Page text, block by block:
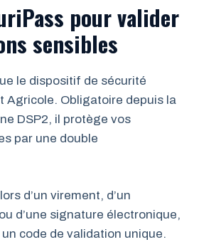
pour valider
sensibles
le dispositif de sécurité
Agricole. Obligatoire depuis la
DSP2, il protège vos
par une double
d’un virement, d’un
d’une signature électronique,
code de validation unique.